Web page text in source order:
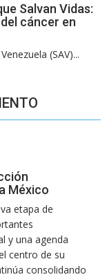
Salvan Vidas:
cáncer en
(SAV)...
México
etapa de
y una agenda
centro de su
consolidando